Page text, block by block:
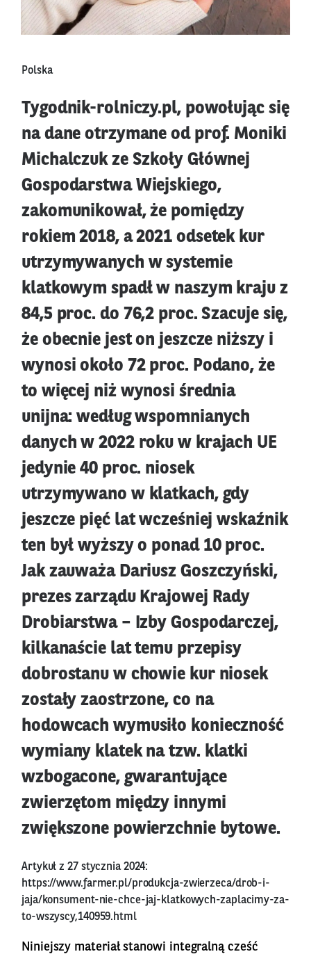
Polska
Tygodnik-rolniczy.pl, powołując się
na dane otrzymane od prof. Moniki
Michalczuk ze Szkoły Głównej
Gospodarstwa Wiejskiego,
zakomunikował, że pomiędzy
rokiem 2018, a 2021 odsetek kur
utrzymywanych w systemie
klatkowym spadł w naszym kraju z
84,5 proc. do 76,2 proc. Szacuje się,
że obecnie jest on jeszcze niższy i
wynosi około 72 proc. Podano, że
to więcej niż wynosi średnia
unijna: według wspomnianych
danych w 2022 roku w krajach UE
jedynie 40 proc. niosek
utrzymywano w klatkach, gdy
jeszcze pięć lat wcześniej wskaźnik
ten był wyższy o ponad 10 proc.
Jak zauważa Dariusz Goszczyński,
prezes zarządu Krajowej Rady
Drobiarstwa – Izby Gospodarczej,
kilkanaście lat temu przepisy
dobrostanu w chowie kur niosek
zostały zaostrzone, co na
hodowcach wymusiło konieczność
wymiany klatek na tzw. klatki
wzbogacone, gwarantujące
zwierzętom między innymi
zwiększone powierzchnie bytowe.
Artykuł z 27 stycznia 2024:
https://www.farmer.pl/produkcja-zwierzeca/drob-i-
jaja/konsument-nie-chce-jaj-klatkowych-zaplacimy-za-
to-wszyscy,140959.html
Niniejszy materiał stanowi integralną cześć